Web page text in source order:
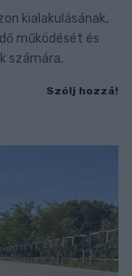
kialakulásának,
működését és
számára.
Szólj hozzá!